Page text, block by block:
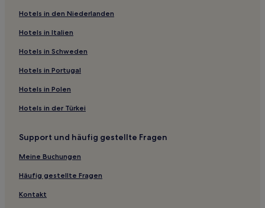
Hotels in den Niederlanden
Hotels in Italien
Hotels in Schweden
Hotels in Portugal
Hotels in Polen
Hotels in der Türkei
Support und häufig gestellte Fragen
Meine Buchungen
Häufig gestellte Fragen
Kontakt